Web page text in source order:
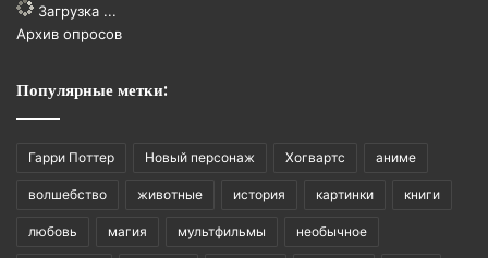
Загрузка ...
Архив опросов
Популярные метки:
Гарри Поттер Новый персонаж Хогвартс аниме
волшебство животные история картинки книги
любовь магия мультфильмы необычное